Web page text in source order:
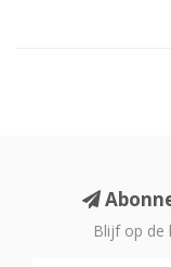
Blijf op de